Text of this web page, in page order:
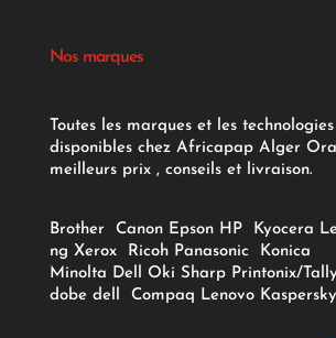
Nos marques
Toutes les marques et les
disponibles chez Africapap Alger
meilleurs prix , conseils et livraison.
Brother Canon Epson HP Kyocera
ng Xerox Ricoh Panasonic
Konica
Minolta Dell Oki Sharp Printonix/Tally
dobe dell Compaq Lenovo Kaspersky